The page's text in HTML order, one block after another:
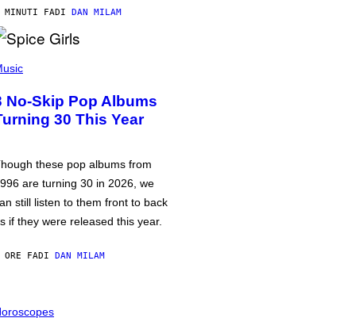
MINUTI FADI DAN MILAM
No-Skip Pop Albums
30 This Year
these pop albums from
are turning 30 in 2026, we
still listen to them front to back
if they were released this year.
ORE FADI DAN MILAM